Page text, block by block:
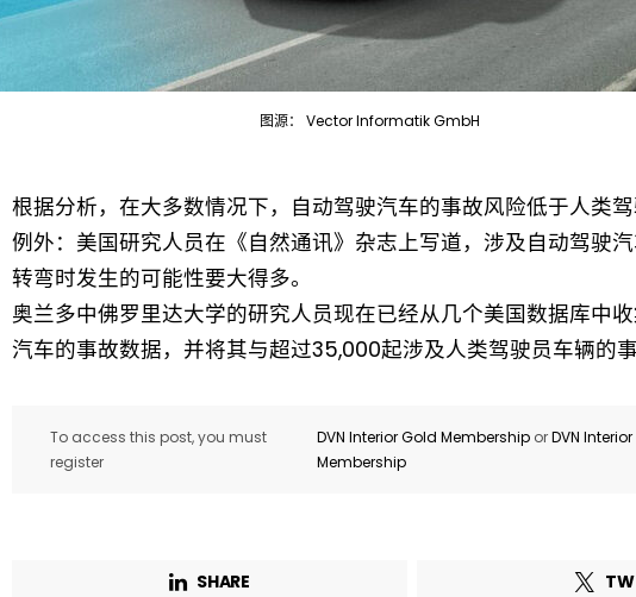
图源： Vector Informatik GmbH
根据分析，在大多数情况下，自动驾驶汽车的事故风险低于人类
例外：美国研究人员在《自然通讯》杂志上写道，涉及自动驾驶
转弯时发生的可能性要大得多。
奥兰多中佛罗里达大学的研究人员现在已经从几个美国数据库中
汽车的事故数据，并将其与超过35,000起涉及人类驾驶员车辆的
To access this post, you must
register
DVN Interior Gold MembershiporDVN
Membership
SHARE
Not a DVN member?
Receive DVN newsletter headlines for
free now!
Email Address*